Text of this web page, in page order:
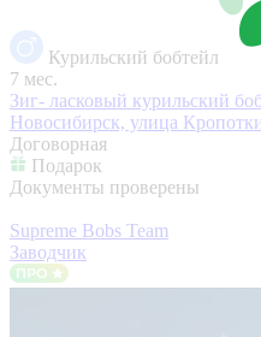
Курильский бобтейл
7 мес.
Зиг- ласковый курильский
Новосибирск, улица
Договорная
Подарок
Документы проверены
Supreme Bobs Team
Заводчик